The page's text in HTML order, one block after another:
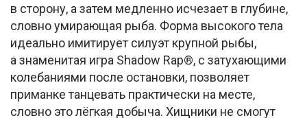
в сторону, а затем медленно исчезает в глубине,
словно умирающая рыба. Форма высокого тела
идеально имитирует силуэт крупной рыбы,
а знаменитая игра Shadow Rap®, с затухающими
колебаниями после остановки, позволяет
приманке танцевать практически на месте,
словно это лёгкая добыча. Хищники не смогут